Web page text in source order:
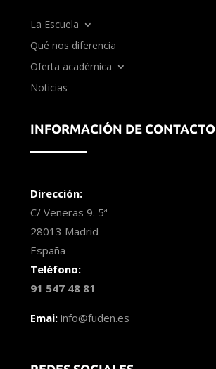
La Escuela
Qué nos diferencia
Oferta académica
Noticias
INFORMACIÓN DE CONTACTO
Dirección:
C/ Veneras 9. 5ª
28013 Madrid
España
Teléfono:
91 547 48 81
Emai: info@fuden.es